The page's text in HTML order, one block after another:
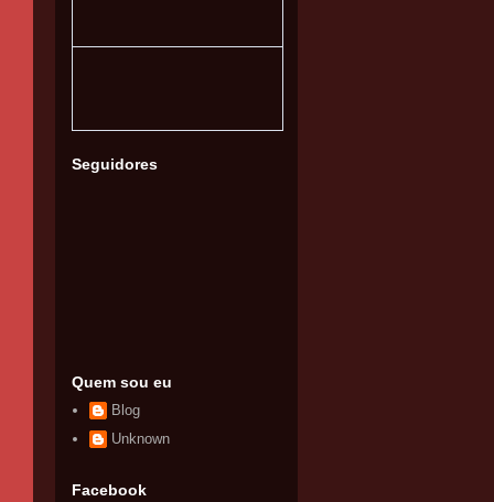
Seguidores
Quem sou eu
Blog
Unknown
Facebook